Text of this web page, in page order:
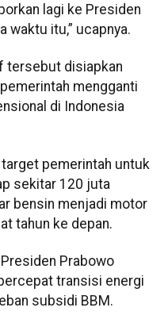
lagi ke Presiden
waktu itu,” ucapnya.
tersebut disiapkan
mengganti
di Indonesia
pemerintah untuk
sekitar 120 juta
bensin menjadi motor
tahun ke depan.
Prabowo
transisi energi
subsidi BBM.